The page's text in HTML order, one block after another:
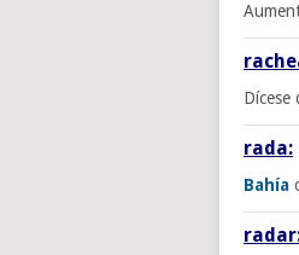
Dícese
rada:
Bahía